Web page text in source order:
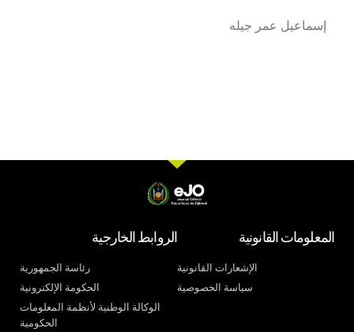
إسماعيل عمر جيله
المعلومات القانونية
الإشعارات القانونية
سياسة الخصوصية
الروابط الخارجية
رئاسة الجمهورية
الحكومة الإلكترونية
الوكالة الوطنية لأنظمة المعلومات
الحكومية